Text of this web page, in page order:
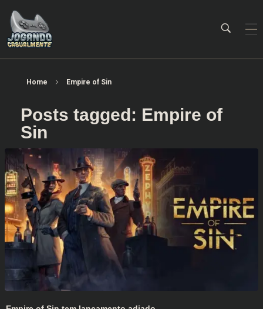
Home Empire of Sin
Posts tagged: Empire of
Sin